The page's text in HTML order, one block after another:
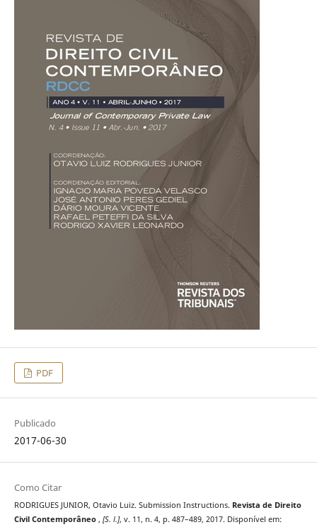
PDF
Publicado
2017-06-30
Como Citar
RODRIGUES JUNIOR, Otavio Luiz. Submission Instructions. Revista de Direito
Civil Contemporâneo , [S. l.], v. 11, n. 4, p. 487–489, 2017. Disponível em: